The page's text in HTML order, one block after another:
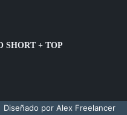
SHORT + TOP
Diseñado por Alex Freelancer